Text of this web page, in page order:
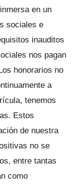
en un
sociales e
inauditos
nos pagan
honorarios no
a
tenemos
Estos
de nuestra
no se
entre tantas
como